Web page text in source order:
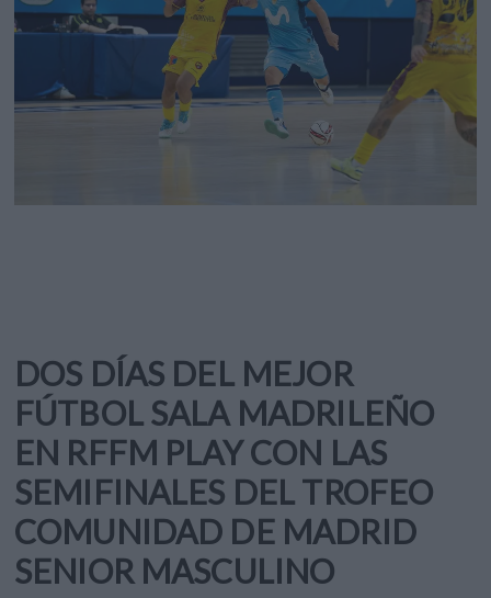
DOS DÍAS DEL MEJOR
FÚTBOL SALA MADRILEÑO
EN RFFM PLAY CON LAS
SEMIFINALES DEL TROFEO
COMUNIDAD DE MADRID
SENIOR MASCULINO